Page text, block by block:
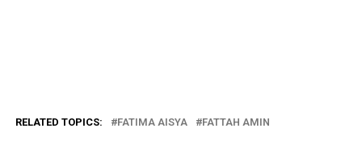
RELATED TOPICS: FATIMA AISYA FATTAH AMIN